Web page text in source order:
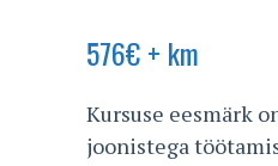
576€+ km
Kursuse eesmärk
joonistega